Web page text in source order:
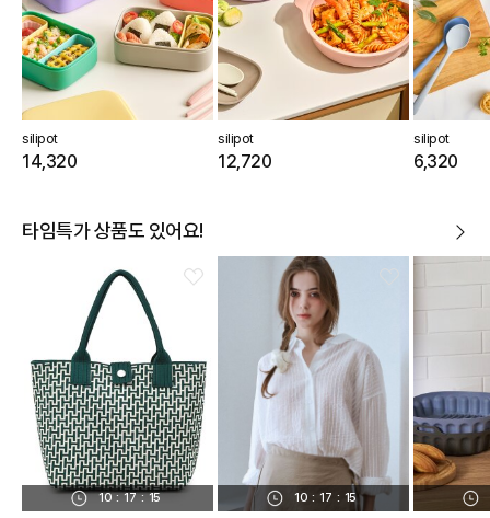
silipot
14,320
silipot
12,720
silipot
6,320
타임특가 상품도 있어요!
10 : 17 : 14 10 : 17 : 14